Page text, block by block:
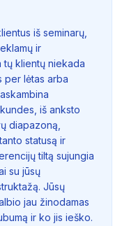
iš seminarų,
ir
tų klientų niekada
per lėtas arba
iš anksto
diapazoną,
statusą ir
tiltą sujungia
su jūsų
Jūsų
jau žinodamas
ir ko jis ieško.